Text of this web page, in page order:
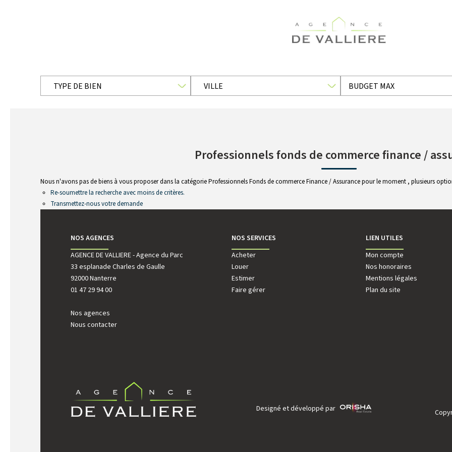
TYPE DE BIEN VILLE
Professionnels fonds de commerce finance /
Nous n'avons pas de biens à vous proposer dans la catégorie Professionnels Fonds de commerce Finance / Assurance pour le moment , plusieurs
Re-soumettre la recherche avec moins de critères.
Transmettez-nous votre demande
NOS AGENCES
AGENCE DE VALLIERE - Agence du Parc
33 esplanade Charles de Gaulle
92000 Nanterre
01 47 29 94 00
AGENCE DE VALLIERE - Mont-Valérien
222 rue Paul Vaillant Couturier
92000 Nanterre
01 41 44 98 98
AGENCE DE VALLIERE - Nanterre Centre
2 rue du Marché - Place des Belles
92000 Nanterre
01 55 17 33 33
Nos agences
Nous contacter
NOS SERVICES
Acheter
Louer
Estimer
Faire gérer
LIEN UTILES
Mon compte
Nos honoraires
Mentions légales
Plan du site
Designé et développé par